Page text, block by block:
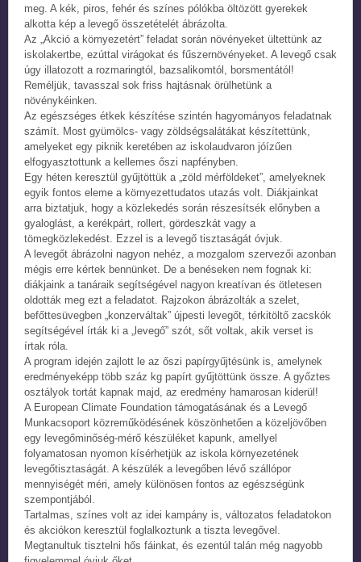
meg. A kék, piros, fehér és színes pólókba öltözött gyerekek
alkotta kép a levegő összetételét ábrázolta.
Az „Akció a környezetért” feladat során növényeket ültettünk az
iskolakertbe, ezúttal virágokat és fűszernövényeket. A levegő csak
úgy illatozott a rozmaringtól, bazsalikomtól, borsmentától!
Reméljük, tavasszal sok friss hajtásnak örülhetünk a
növénykéinken.
Az egészséges étkek készítése szintén hagyományos feladatnak
számít. Most gyümölcs- vagy zöldségsalátákat készítettünk,
amelyeket egy piknik keretében az iskolaudvaron jóízűen
elfogyasztottunk a kellemes őszi napfényben.
Egy héten keresztül gyűjtöttük a „zöld mérföldeket”, amelyeknek
egyik fontos eleme a környezettudatos utazás volt. Diákjainkat
arra biztatjuk, hogy a közlekedés során részesítsék előnyben a
gyaloglást, a kerékpárt, rollert, gördeszkát vagy a
tömegközlekedést. Ezzel is a levegő tisztaságát óvjuk.
A levegőt ábrázolni nagyon nehéz, a mozgalom szervezői azonban
mégis erre kértek bennünket. De a benéseken nem fognak ki:
diákjaink a tanáraik segítségével nagyon kreatívan és ötletesen
oldották meg ezt a feladatot. Rajzokon ábrázolták a szelet,
befőttesüvegben „konzerváltak” újpesti levegőt, térkitöltő zacskók
segítségével írták ki a „levegő” szót, sőt voltak, akik verset is
írtak róla.
A program idején zajlott le az őszi papírgyűjtésünk is, amelynek
eredményeképp több száz kg papírt gyűjtöttünk össze. A győztes
osztályok tortát kapnak majd, az eredmény hamarosan kiderül!
A European Climate Foundation támogatásának és a Levegő
Munkacsoport közreműködésének köszönhetően a közeljövőben
egy levegőminőség-mérő készüléket kapunk, amellyel
folyamatosan nyomon kísérhetjük az iskola környezetének
levegőtisztaságát. A készülék a levegőben lévő szállópor
mennyiségét méri, amely különösen fontos az egészségünk
szempontjából.
Tartalmas, színes volt az idei kampány is, változatos feladatokon
és akciókon keresztül foglalkoztunk a tiszta levegővel.
Megtanultuk tisztelni hős fáinkat, és ezentúl talán még nagyobb